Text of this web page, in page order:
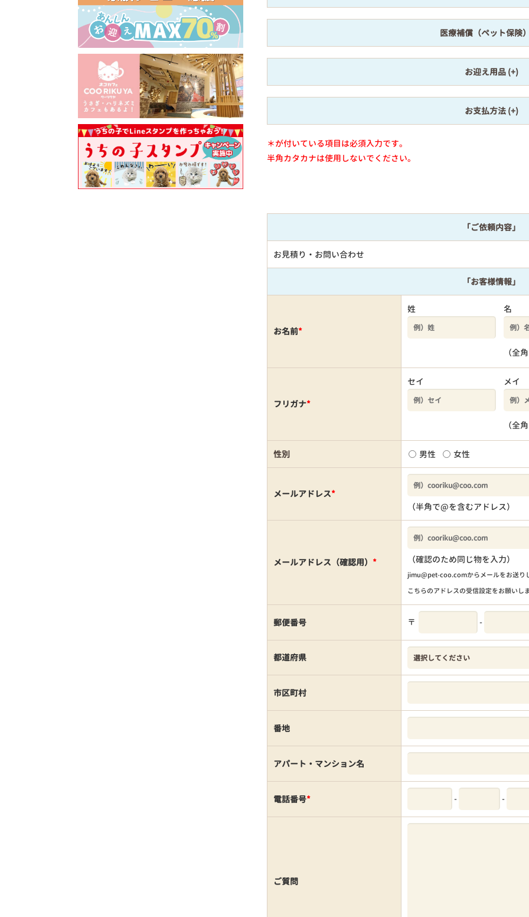
医療補償（ペット保険
お迎え用品
お支払方法
＊が付いている項目は必須入力です。
半角カタカナは使用しないでください。
「ご依頼内容」
お見積り・お問い合わせ
「お客様情報」
お名前*
姓 名
（全
フリガナ*
セイ メイ
（全
性別 男性 女性
メールアドレス*
（半角で@を含むアドレス）
メールアドレス（確認用） * （確認のため同じ物を入力）
jimu@pet-coo.comからメールをお送り
こちらのアドレスの受信設定をお願いし
郵便番号 〒 -
都道府県
市区町村
番地
アパート・マンション名
電話番号* - -
ご質問